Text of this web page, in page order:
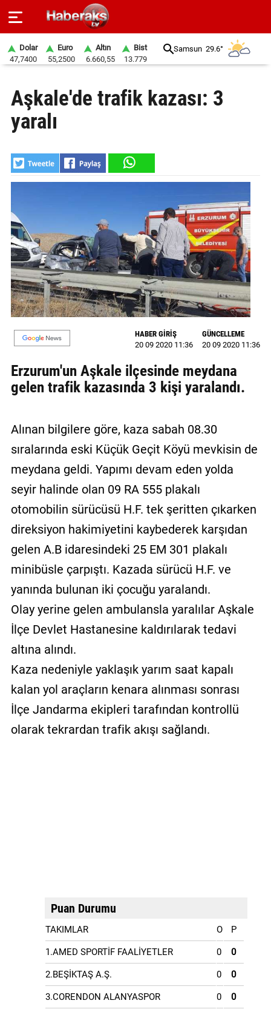
SPOR
YAŞAM
EKONOMİ
BELEDİYELER
SİYASET
EĞİTİM
GALERİ
VİDEO
YAZARLAR
ULAŞIN
İletişim
Gizlilik
Sözleşmesi
Kullanıcı
Sözleşmesi
Dolar
47,7400
Euro
55,2500
Altın
6.660,55
Bist
13.779
Samsun 29.6°
Aşkale'de trafik kazası: 3
yaralı
HABER GİRİŞ
20 09 2020 11:36
GÜNCELLEME
20 09 2020 11:36
Erzurum'un Aşkale ilçesinde meydana
gelen trafik kazasında 3 kişi yaralandı.
Alınan bilgilere göre, kaza sabah 08.30
sıralarında eski Küçük Geçit Köyü mevkisin de
meydana geldi. Yapımı devam eden yolda
seyir halinde olan 09 RA 555 plakalı
otomobilin sürücüsü H.F. tek şeritten çıkarken
direksiyon hakimiyetini kaybederek karşıdan
gelen A.B idaresindeki 25 EM 301 plakalı
minibüsle çarpıştı. Kazada sürücü H.F. ve
yanında bulunan iki çocuğu yaralandı.
Olay yerine gelen ambulansla yaralılar Aşkale
İlçe Devlet Hastanesine kaldırılarak tedavi
altına alındı.
Kaza nedeniyle yaklaşık yarım saat kapalı
kalan yol araçların kenara alınması sonrası
İlçe Jandarma ekipleri tarafından kontrollü
olarak tekrardan trafik akışı sağlandı.
Puan Durumu
TAKIMLAR O P
1.AMED SPORTİF FAALİYETLER 0 0
2.BEŞİKTAŞ A.Ş. 0 0
3.CORENDON ALANYASPOR 0 0